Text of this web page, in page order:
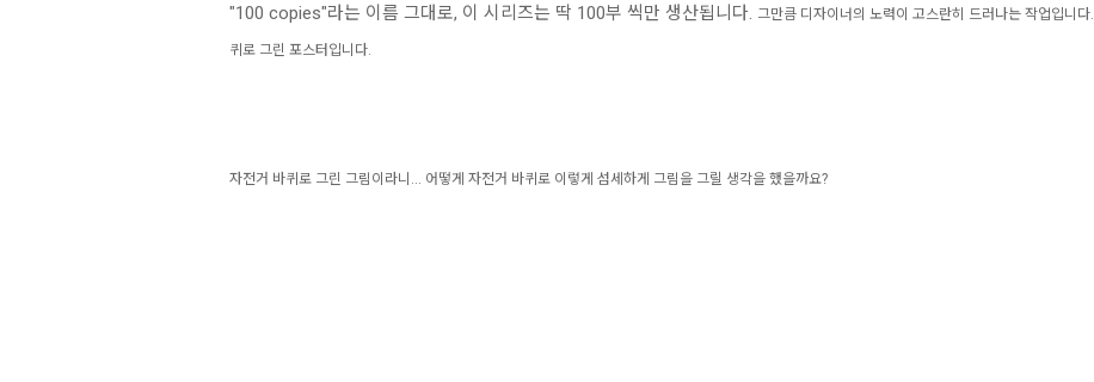
"100 copies"라는 이름 그대로, 이 시리즈는 딱 100부 씩만 생산됩니다. 그만큼 디자이너의 노력이 고스란히 드러나는 작업입니다.
퀴로 그린 포스터입니다.
자전거 바퀴로 그린 그림이라니... 어떻게 자전거 바퀴로 이렇게 섬세하게 그림을 그릴 생각을 했을까요?